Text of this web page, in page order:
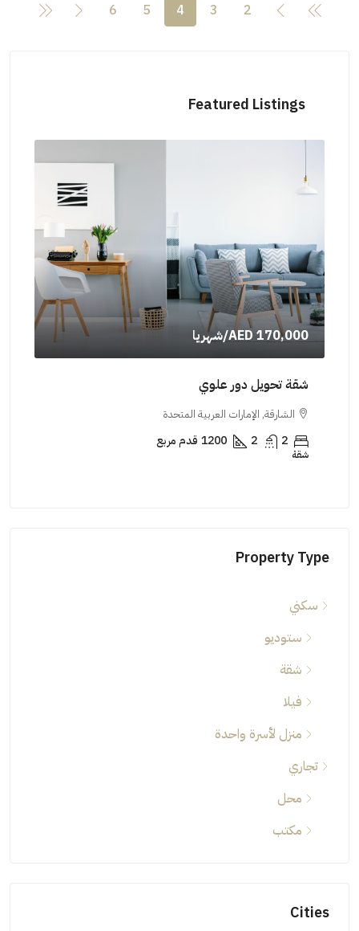
2
3
4
5
6
Featured Listings
AED 170,000/شهريا
شقة تحويل دور علوي
الشارقة, الإمارات العربية المتحدة
2
2
1200 قدم مربع
شقة
Property Type
سكني
ستوديو
شقة
فيلا
منزل لأسرة واحدة
تجاري
محل
مكتب
Cities